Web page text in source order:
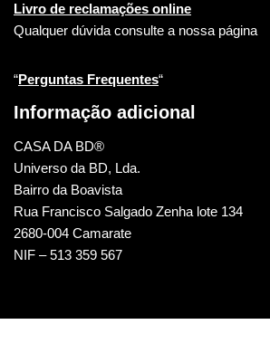
Livro de reclamações online
Qualquer dúvida consulte a nossa página
“Perguntas Frequentes“
Informação adicional
CASA DA BD®
Universo da BD, Lda.
Bairro da Boavista
Rua Francisco Salgado Zenha lote 134
2680-004 Camarate
NIF – 513 359 567